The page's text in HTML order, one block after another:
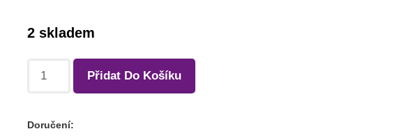
2 skladem
Přidat Do Košíku
Doručení: